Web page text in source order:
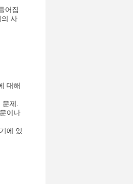
어집
의 사
대해
제.
이나
에 있